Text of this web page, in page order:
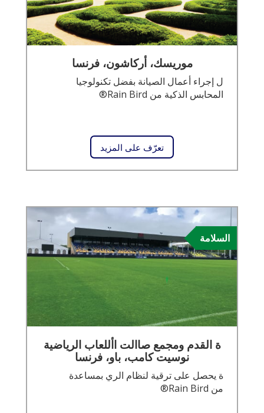
موريسك، أركاشون، فرنسا
ل إجراء أعمال الصيانة بفضل تكنولوجيا
المحابس الذكية من Rain Bird®
تعرّف على المزيد
السلامة
ة القدم ومجمع صاالت األلعاب الرياضية
نوسيت كامب، باو، فرنسا
ة يحصل على ترقية لنظام الري بمساعدة
من Rain Bird®